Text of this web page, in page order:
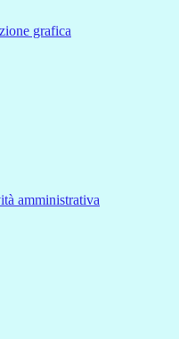
grafica
amministrativa